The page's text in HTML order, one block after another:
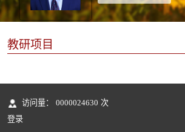
教研项目
访问量： 0000024630 次
登录